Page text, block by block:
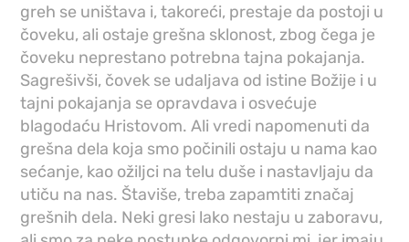
greh se uništava i, takoreći, prestaje da postoji u
čoveku, ali ostaje grešna sklonost, zbog čega je
čoveku neprestano potrebna tajna pokajanja.
Sagrešivši, čovek se udaljava od istine Božije i u
tajni pokajanja se opravdava i osvećuje
blagodaću Hristovom. Ali vredi napomenuti da
grešna dela koja smo počinili ostaju u nama kao
sećanje, kao ožiljci na telu duše i nastavljaju da
utiču na nas. Štaviše, treba zapamtiti značaj
grešnih dela. Neki gresi lako nestaju u zaboravu,